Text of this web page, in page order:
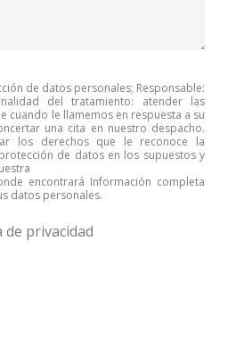
de datos personales; Responsable:
del tratamiento: atender las
cuando le llamemos en respuesta a su
una cita en nuestro despacho.
los derechos que le reconoce la
de datos en los supuestos y
encontrará Información completa
datos personales.
privacidad